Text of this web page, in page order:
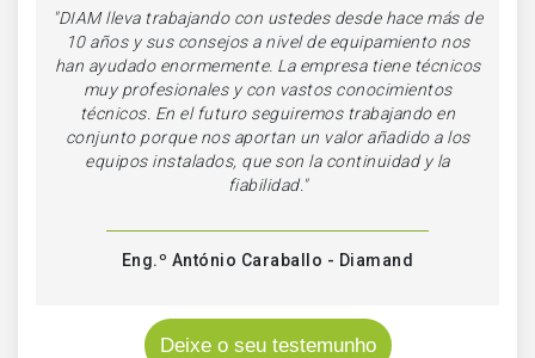
"DIAM lleva trabajando con ustedes desde hace más de
10 años y sus consejos a nivel de equipamiento nos
han ayudado enormemente. La empresa tiene técnicos
muy profesionales y con vastos conocimientos
técnicos. En el futuro seguiremos trabajando en
conjunto porque nos aportan un valor añadido a los
equipos instalados, que son la continuidad y la
fiabilidad."
Eng.º António Caraballo - Diamand
Deixe o seu testemunho